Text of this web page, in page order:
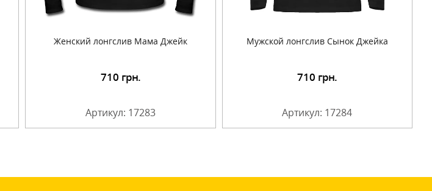
Женский лонгслив Мама Джейк
710 грн.
Артикул: 17283
Мужской лонгслив Сынок Джейка
Подробнее 710 грн.
Артикул: 17284